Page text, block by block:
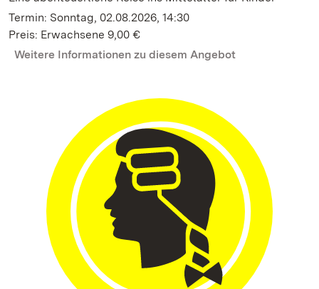
Termin: Sonntag, 02.08.2026, 14:30
Preis: Erwachsene 9,00 €
Weitere Informationen zu diesem Angebot